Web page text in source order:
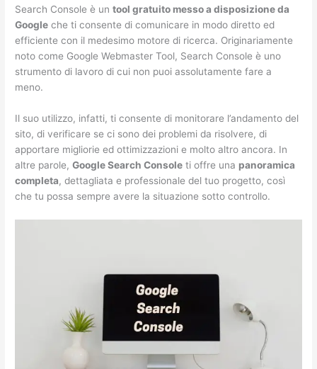
Search Console è untool gratuito messo a disposizione da
Google che ti consente di comunicare in modo diretto ed
efficiente con il medesimo motore di ricerca. Originariamente
noto come Google Webmaster Tool, Search Console è uno
strumento di lavoro di cui non puoi assolutamente fare a
meno.
Il suo utilizzo, infatti, ti consente di monitorare l’andamento del
sito, di verificare se ci sono dei problemi da risolvere, di
apportare migliorie ed ottimizzazioni e molto altro ancora. In
altre parole,Google Search Console ti offre una panoramica
completa, dettagliata e professionale del tuo progetto, così
che tu possa sempre avere la situazione sotto controllo.